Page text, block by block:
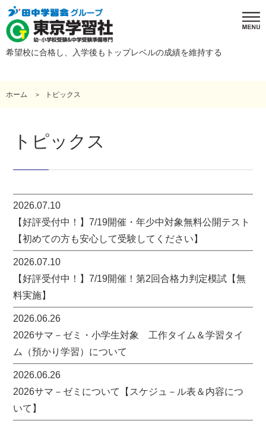
希望校に合格し、入学後もトップレベルの成績を維持する
ホーム トピックス
トピックス
2026.07.10
【好評受付中！】7/19開催・年少中対象無料公開テスト
【初めての方も安心して受験してください】
2026.07.10
【好評受付中！】7/19開催！第2回合格力判定模試【無
料実施】
2026.06.26
2026サマ－ゼミ・小学生対象 工作タイム＆学習タイ
ム（預かり学習）について
2026.06.26
2026サマ－ゼミについて【スケジュ－ル表＆内容につ
いて】